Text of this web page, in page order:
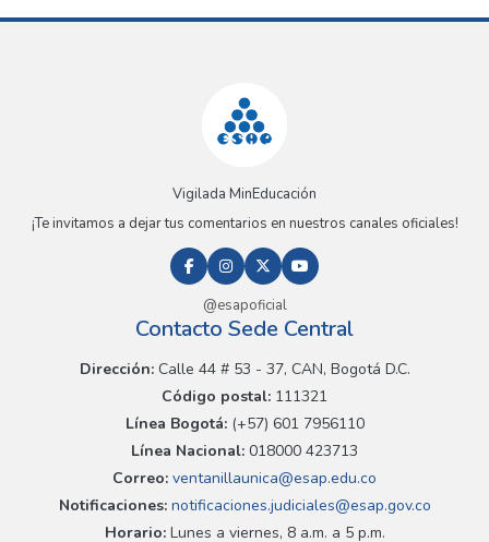
Vigilada MinEducación
¡Te invitamos a dejar tus comentarios en nuestros canales oficiales!
@esapoficial
Contacto Sede Central
Dirección:Calle 44 # 53 - 37, CAN, Bogotá D.C.
Código postal: 111321
Línea Bogotá:(+57) 601 7956110
Línea Nacional: 018000 423713
Correo: ventanillaunica@esap.edu.co
Notificaciones:notificaciones.judiciales@esap.gov.co
Horario:Lunes a viernes, 8 a.m. a 5 p.m.